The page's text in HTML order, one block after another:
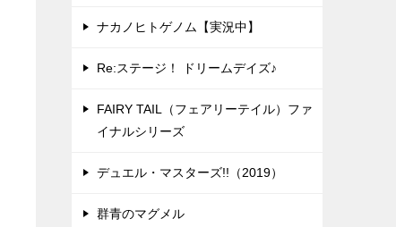
ナカノヒトゲノム【実況中】
Re:ステージ！ ドリームデイズ♪
FAIRY TAIL（フェアリーテイル）ファ
イナルシリーズ
デュエル・マスターズ!!（2019）
群青のマグメル